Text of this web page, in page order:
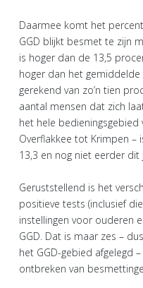
Daarmee komt het
GGD blijkt besmet te zijn
is hoger dan de 13,5
hoger dan het
gerekend van zo’n tien
aantal mensen dat zich
het hele bedieningsgebied
Overflakkee tot Krimpen –
13,3 en nog niet eerder dit
Geruststellend is het
positieve tests (inclusief
instellingen voor ouderen
GGD. Dat is maar zes –
het GGD-gebied afgelegd
ontbreken van